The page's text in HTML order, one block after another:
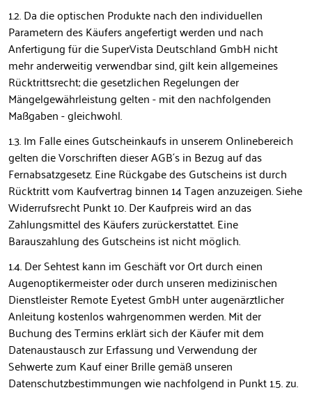
1.2. Da die optischen Produkte nach den individuellen
Parametern des Käufers angefertigt werden und nach
Anfertigung für die SuperVista Deutschland GmbH nicht
mehr anderweitig verwendbar sind, gilt kein allgemeines
Rücktrittsrecht; die gesetzlichen Regelungen der
Mängelgewährleistung gelten - mit den nachfolgenden
Maßgaben - gleichwohl.
1.3. Im Falle eines Gutscheinkaufs in unserem Onlinebereich
gelten die Vorschriften dieser AGB´s in Bezug auf das
Fernabsatzgesetz. Eine Rückgabe des Gutscheins ist durch
Rücktritt vom Kaufvertrag binnen 14 Tagen anzuzeigen. Siehe
Widerrufsrecht Punkt 10. Der Kaufpreis wird an das
Zahlungsmittel des Käufers zurückerstattet. Eine
Barauszahlung des Gutscheins ist nicht möglich.
1.4. Der Sehtest kann im Geschäft vor Ort durch einen
Augenoptikermeister oder durch unseren medizinischen
Dienstleister Remote Eyetest GmbH unter augenärztlicher
Anleitung kostenlos wahrgenommen werden. Mit der
Buchung des Termins erklärt sich der Käufer mit dem
Datenaustausch zur Erfassung und Verwendung der
Sehwerte zum Kauf einer Brille gemäß unseren
Datenschutzbestimmungen wie nachfolgend in Punkt 1.5. zu.